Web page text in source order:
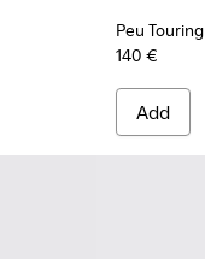
Peu Touring
140 €
Add